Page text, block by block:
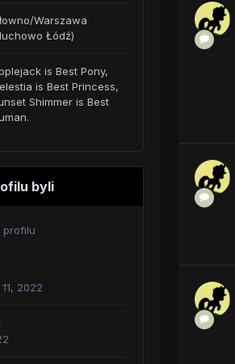
Warszawa
Łódź)
is Best Pony,
is Best Princess,
Shimmer is Best
byli
profilu
2022